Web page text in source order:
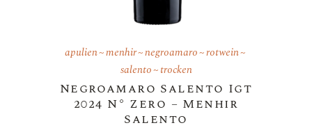
apulien menhir negroamaro rotwein
salento
trocken
Negroamaro Salento Igt
2024 N° Zero – Menhir
Salento